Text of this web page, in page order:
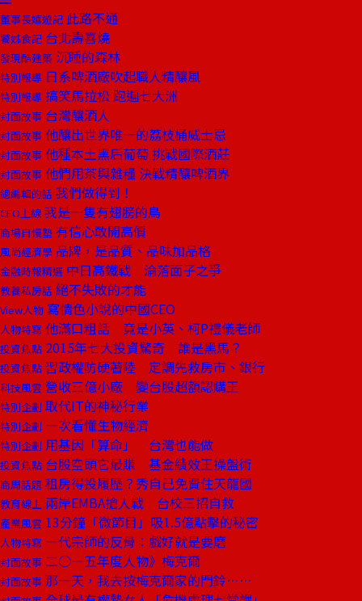
董事長嬉遊記 此路不通
饕姊食記 台北壽喜燒
發現酷建築 沉睡的森林
特別報導 日系啤酒廠吹起職人精釀風
特別報導 搞笑馬拉松 跑遍七大洲
封面故事 台灣釀酒人
封面故事 他釀出世界唯一的荔枝桶威士忌
封面故事 他種本土黑后葡萄 挑戰國際酒莊
封面故事 他們用茶與雜糧 決戰精釀啤酒界
總編輯的話 我們做得到！
CEO上線 我是一隻有翅膀的鳥
商場自慢塾 有信心敢開高價
風尚經濟學 品牌，是品質、品味加品格
金融時報精選 中日高鐵戰 淪落面子之爭
教養私房話 絕不失敗的才能
View人物 寫情色小說的中國CEO
人物特寫 他滿口粗話 竟是小英、柯P禮儀老師
投資焦點 2015年七大投資驚奇 誰是黑馬？
投資焦點 習政權防硬著陸 定調先救房市、銀行
科技風雲 營收三億小廠 變台股超額認購王
特別企劃 取代IT的神秘行業
特別企劃 一次看懂生物經濟
特別企劃 用基因「算命」 台灣也能做
投資焦點 台股空頭它最賺 基金績效王操盤術
商周話題 租房得投履歷？秀自己免費住天龍國
教育線上 兩岸EMBA搶人戰 台校三招自救
產業風雲 13分鐘「微節目」吸1.5億點擊的秘密
人物特寫 一代宗師的反骨：戲好就是要磨
封面故事 二○一五年度人物》梅克爾
封面故事 那一天，我去按梅克爾家的門鈴……